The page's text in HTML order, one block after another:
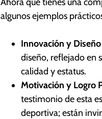
algunos ejemplos
Innovación y
diseño, reflejado en
calidad y estatus.
Motivación y Logro
testimonio de esta
deportiva; están